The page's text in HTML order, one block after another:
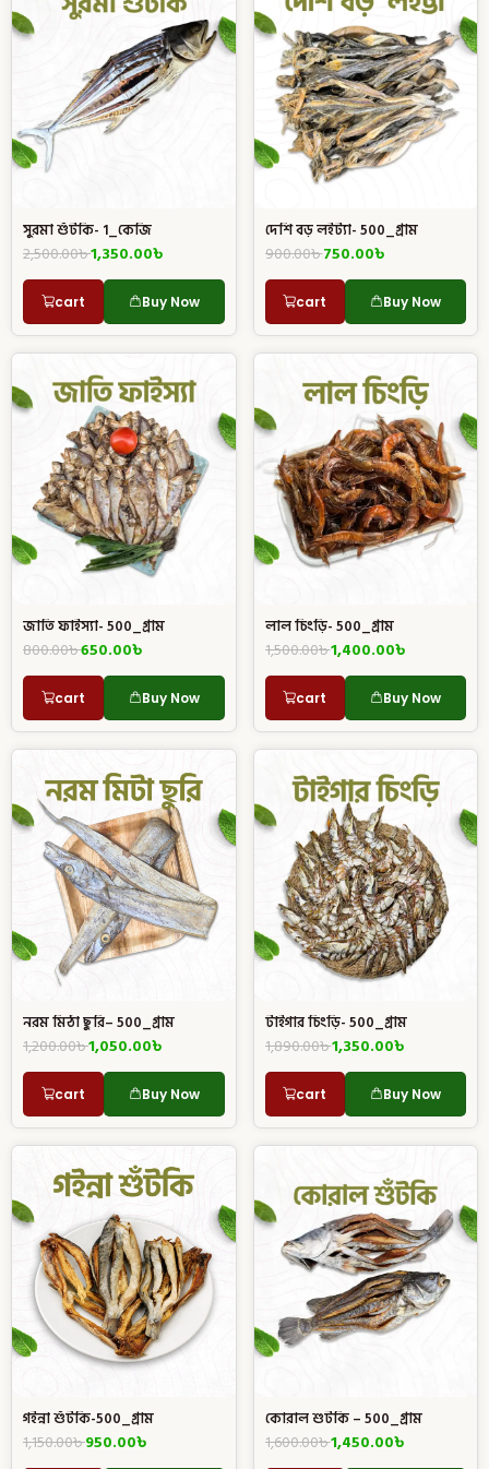
সুরমা শুঁটকি- 1_কেজি
2,500.00৳1,350.00৳
cart Buy Now
দেশি বড় লইট্যা- 500_গ্রাম
900.00৳750.00৳
cart Buy Now
জাতি ফাইস্যা- 500_গ্রাম
800.00৳650.00৳
cart Buy Now
লাল চিংড়ি- 500_গ্রাম
1,500.00৳1,400.00৳
cart Buy Now
নরম মিঠা ছুরি– 500_গ্রাম
1,200.00৳1,050.00৳
cart Buy Now
টাইগার চিংড়ি- 500_গ্রাম
1,890.00৳1,350.00৳
cart Buy Now
গইন্না শুঁটকি-500_গ্রাম
1,150.00৳950.00৳
কোরাল শুটকি – 500_গ্রাম
1,600.00৳1,450.00৳